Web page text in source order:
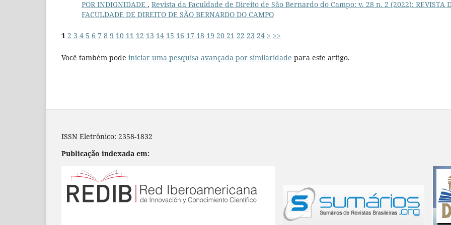
POR INDIGNIDADE , Revista da Faculdade de Direito de São Bernardo do Campo: v. 28 n. 2 (2022): REVISTA
FACULDADE DE DIREITO DE SÃO BERNARDO DO CAMPO
1 2 3 4 5 6 7 8 9 10 11 12 13 14 15 16 17 18 19 20 21 22 23 24 > >>
Você também pode iniciar uma pesquisa avançada por similaridade para este artigo.
ISSN Eletrônico: 2358-1832
Publicação indexada em: